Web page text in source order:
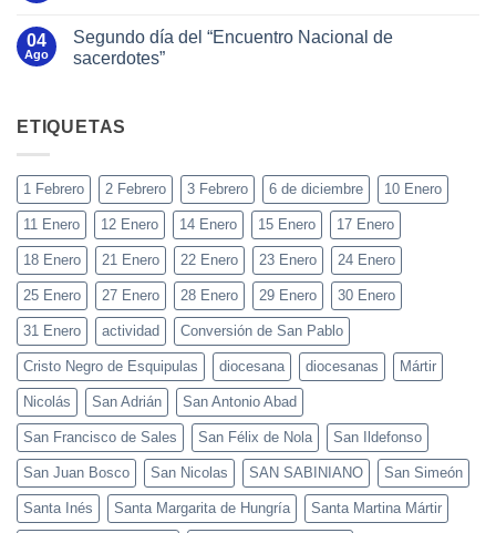
04
Ago
Segundo día del “Encuentro Nacional de
sacerdotes”
ETIQUETAS
1 Febrero 2 Febrero 3 Febrero 6 de diciembre 10 Enero
11 Enero 12 Enero 14 Enero 15 Enero 17 Enero
18 Enero 21 Enero 22 Enero 23 Enero 24 Enero
25 Enero 27 Enero 28 Enero 29 Enero 30 Enero
31 Enero actividad Conversión de San Pablo
Cristo Negro de Esquipulas diocesana diocesanas Mártir
Nicolás San Adrián San Antonio Abad
San Francisco de Sales San Félix de Nola San Ildefonso
San Juan Bosco San Nicolas SAN SABINIANO San Simeón
Santa Inés Santa Margarita de Hungría Santa Martina Mártir